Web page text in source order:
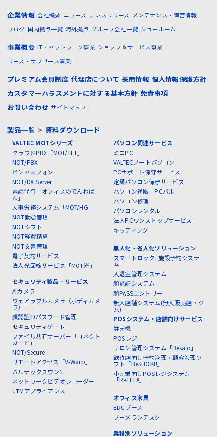
企業情報 会社概要 ニュース プレスリリース
メンテナンス・障害情報
ブログ 国内拠点一覧 海外拠点 グループ会社一覧 ショールーム
事業概要 IT・ネットワーク事業 ショップ＆サービス事業
リース・サブリース事業
プレミアム会員制度 代理店について 採用情報 個人情報保護方針
カスタマーハラスメントに対する基本方針 免責事項
お問い合わせ サイトマップ
製品一覧> 資料ダウンロード
VALTEC MOTシリーズ
クラウドPBX「MOT/TEL」
MOT/PBX
ビジネスフォン
MOT/DX Server
電話代行「オフィスのでんわば
ん」
人事労務システム「MOT/HG」
MOT勤怠管理
MOTシフト
MOT経費精算
MOT文書管理
電子契約サービス
法人光回線サービス「MOT光」
セキュリティ製品・サービス
AIカメラ
ウェアラブルカメラ（ボディカメ
ラ）
顔認証IDパスワード管理
セキュリティゲート
ファイル共有サーバー「コネクト
ガード」
MOT/Secure
リモートアクセス「V-Warp」
バルテックスワン2
ネットワークビデオレコーダー
UTMアプライアンス
パソコン関連サービス
ミニPC
VALTECノートパソコン
PCサポート保守サービス
定額パソコン保守サービス
パソコン通販「PCバル」
パソコン修理
パソコンレンタル
法人PCワンストップサービス
キッティング
無人化・省人化ソリューション
スマートロック+施設予約システ
ム
入退室管理システム
顔認証システム
顔PASSエントリー
無人店舗システム(無人販売店・ジ
ム)
POSシステム・店舗向けサービス
券売機
POSレジ
サロン管理システム「Besalo」
飲食店向け予約管理・顧客管理ソ
フト「BeSHOKU」
小売業向けPOSレジシステム
「ReTELA」
オフィス家具
EDOブース
ブーメランデスク
業種別ソリューション